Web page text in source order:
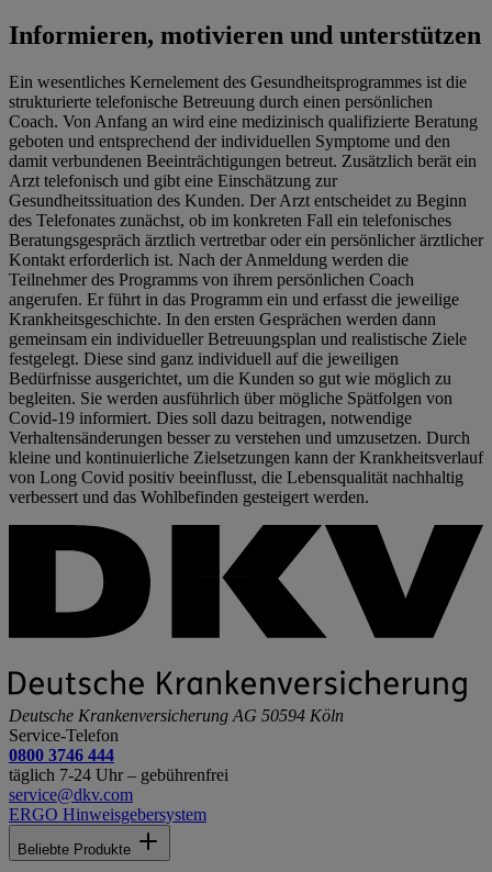
Informieren, motivieren und unterstützen
Ein wesentliches Kernelement des Gesundheitsprogrammes ist die
strukturierte telefonische Betreuung durch einen persönlichen
Coach. Von Anfang an wird eine medizinisch qualifizierte Beratung
geboten und entsprechend der individuellen Symptome und den
damit verbundenen Beeinträchtigungen betreut. Zusätzlich berät ein
Arzt telefonisch und gibt eine Einschätzung zur
Gesundheitssituation des Kunden. Der Arzt entscheidet zu Beginn
des Telefonates zunächst, ob im konkreten Fall ein telefonisches
Beratungsgespräch ärztlich vertretbar oder ein persönlicher ärztlicher
Kontakt erforderlich ist. Nach der Anmeldung werden die
Teilnehmer des Programms von ihrem persönlichen Coach
angerufen. Er führt in das Programm ein und erfasst die jeweilige
Krankheitsgeschichte. In den ersten Gesprächen werden dann
gemeinsam ein individueller Betreuungsplan und realistische Ziele
festgelegt. Diese sind ganz individuell auf die jeweiligen
Bedürfnisse ausgerichtet, um die Kunden so gut wie möglich zu
begleiten. Sie werden ausführlich über mögliche Spätfolgen von
Covid-19 informiert. Dies soll dazu beitragen, notwendige
Verhaltensänderungen besser zu verstehen und umzusetzen. Durch
kleine und kontinuierliche Zielsetzungen kann der Krankheitsverlauf
von Long Covid positiv beeinflusst, die Lebensqualität nachhaltig
verbessert und das Wohlbefinden gesteigert werden.
Deutsche Krankenversicherung AG 50594 Köln
Service-Telefon
0800 3746 444
täglich 7-24 Uhr – gebührenfrei
service@dkv.com
ERGO Hinweisgebersystem
Beliebte Produkte